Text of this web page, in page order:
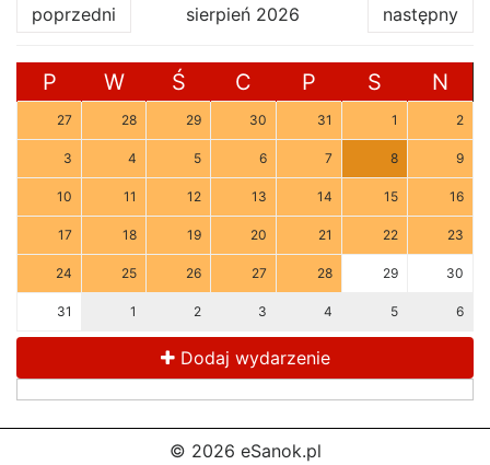
poprzedni sierpień 2026 następny
P W Ś C P S N
27 28 29 30 31 1 2
3 4 5 6 7 8 9
10 11 12 13 14 15 16
17 18 19 20 21 22 23
24 25 26 27 28 29 30
31 1 2 3 4 5 6
Dodaj wydarzenie
© 2026 eSanok.pl